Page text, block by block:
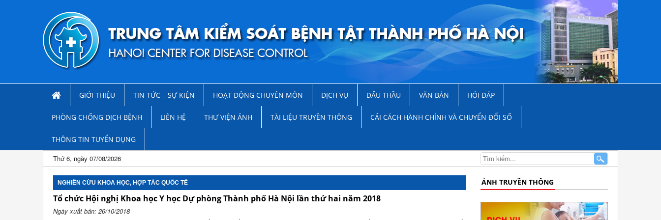
GIỚI THIỆU TIN TỨC – SỰ KIỆN HOẠT ĐỘNG CHUYÊN MÔN DỊCH VỤ ĐẤU THẦU VĂN BẢN HỎI ĐÁP
PHÒNG CHỐNG DỊCH BỆNH LIÊN HỆ THƯ VIỆN ẢNH TÀI LIỆU TRUYỀN THÔNG CẢI CÁCH HÀNH CHÍNH VÀ CHUYỂN ĐỔI SỐ
THÔNG TIN TUYỂN DỤNG
Thứ 6, ngày 07/08/2026
NGHIÊN CỨU KHOA HỌC, HỢP TÁC QUỐC TẾ
Tổ chức Hội nghị Khoa học Y học Dự phòng Thành phố Hà Nội lần thứ hai năm 2018
Ngày xuất bản: 26/10/2018
ẢNH TRUYỀN THÔNG